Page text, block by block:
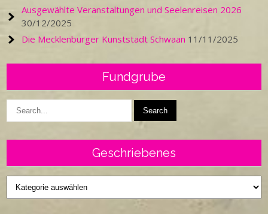
Ausgewählte Veranstaltungen und Seelenreisen 2026
30/12/2025
Die Mecklenburger Kunststadt Schwaan 11/11/2025
Fundgrube
Geschriebenes
Geschriebenes